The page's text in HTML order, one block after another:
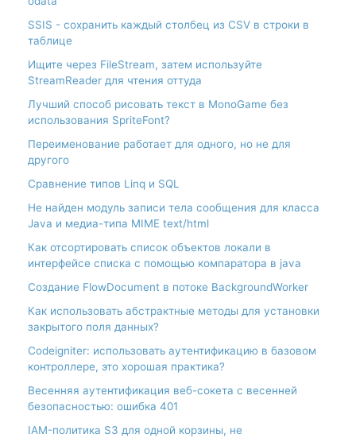
SSIS - сохранить каждый столбец из CSV в строки в
таблице
Ищите через FileStream, затем используйте
StreamReader для чтения оттуда
Лучший способ рисовать текст в MonoGame без
использования SpriteFont?
Переименование работает для одного, но не для
другого
Сравнение типов Linq и SQL
Не найден модуль записи тела сообщения для класса
Java и медиа-типа MIME text/html
Как отсортировать список объектов локали в
интерфейсе списка с помощью компаратора в java
Создание FlowDocument в потоке BackgroundWorker
Как использовать абстрактные методы для установки
закрытого поля данных?
Codeigniter: использовать аутентификацию в базовом
контроллере, это хорошая практика?
Весенняя аутентификация веб-сокета с весенней
безопасностью: ошибка 401
IAM-политика S3 для одной корзины, не